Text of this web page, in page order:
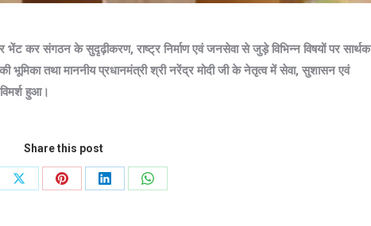
भेंट कर संगठन के सुदृढ़ीकरण, राष्ट्र निर्माण एवं जनसेवा से जुड़े विभिन्न विषयों पर सार्थक
भूमिका तथा माननीय प्रधानमंत्री श्री नरेंद्र मोदी जी के नेतृत्व में सेवा, सुशासन एवं
हुआ।
Share this post
Share
Share
Share
Share